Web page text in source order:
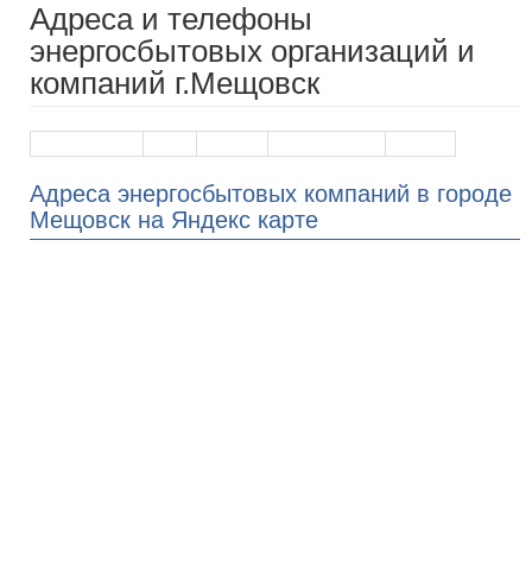
Адреса и телефоны
энергосбытовых организаций и
компаний г.Мещовск
Адреса энергосбытовых компаний в городе
Мещовск на Яндекс карте